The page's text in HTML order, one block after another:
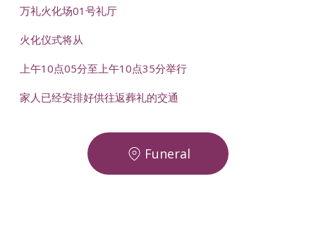
万礼火化场01号礼厅
火化仪式将从
上午10点05分至上午10点35分举行
家人已经安排好供往返葬礼的交通
Funeral